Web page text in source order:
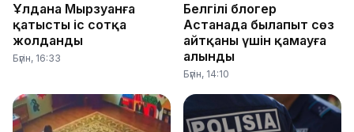
Ұлдана Мырзуанға
қатысты іс сотқа
жолданды
Бүгін, 16:33
Белгілі блогер
Астанада былапыт сөз
айтқаны үшін қамауға
алынды
Бүгін, 14:10